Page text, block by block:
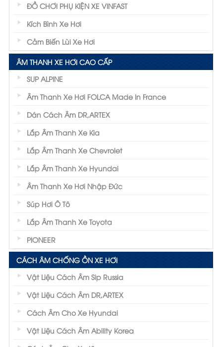
ĐỒ CHƠI PHỤ KIỆN XE VINFAST
Kích Bình Xe Hơi
Cảm Biến Lùi Xe Hơi
ÂM THANH XE HƠI CAO CẤP
SUP ALPINE
Âm Thanh Xe Hơi FOLCA Made In France
Dán Cách Âm DR,ARTEX
Lắp Âm Thanh Xe Kia
Lắp Âm Thanh Xe Chevrolet
Lắp Âm Thanh Xe Hyundai
Âm Thanh Xe Hơi Nhập Đức
Súp Hơi Ô Tô
Lắp Âm Thanh Xe Toyota
PIONEER
CÁCH ÂM CHỐNG ỒN XE HƠI
Vật Liệu Cách Âm Sip Russia
Vật Liệu Cách Âm DR,ARTEX
Cách Âm Cho Xe Hyundai
Vật Liệu Cách Âm Ability Korea